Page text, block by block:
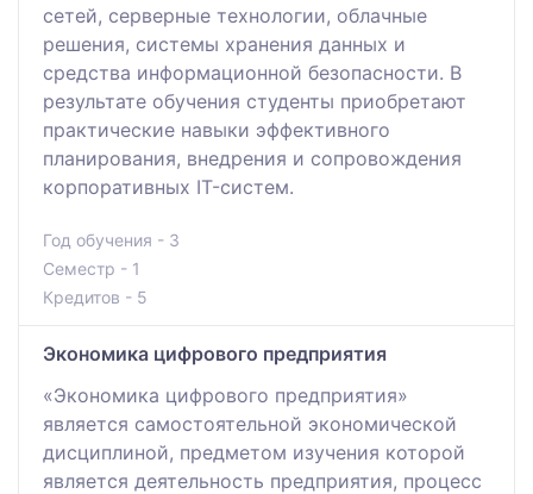
сетей, серверные технологии, облачные
решения, системы хранения данных и
средства информационной безопасности. В
результате обучения студенты приобретают
практические навыки эффективного
планирования, внедрения и сопровождения
корпоративных IT-систем.
Год обучения - 3
Семестр - 1
Кредитов - 5
Экономика цифрового предприятия
«Экономика цифрового предприятия»
является самостоятельной экономической
дисциплиной, предметом изучения которой
является деятельность предприятия, процесс